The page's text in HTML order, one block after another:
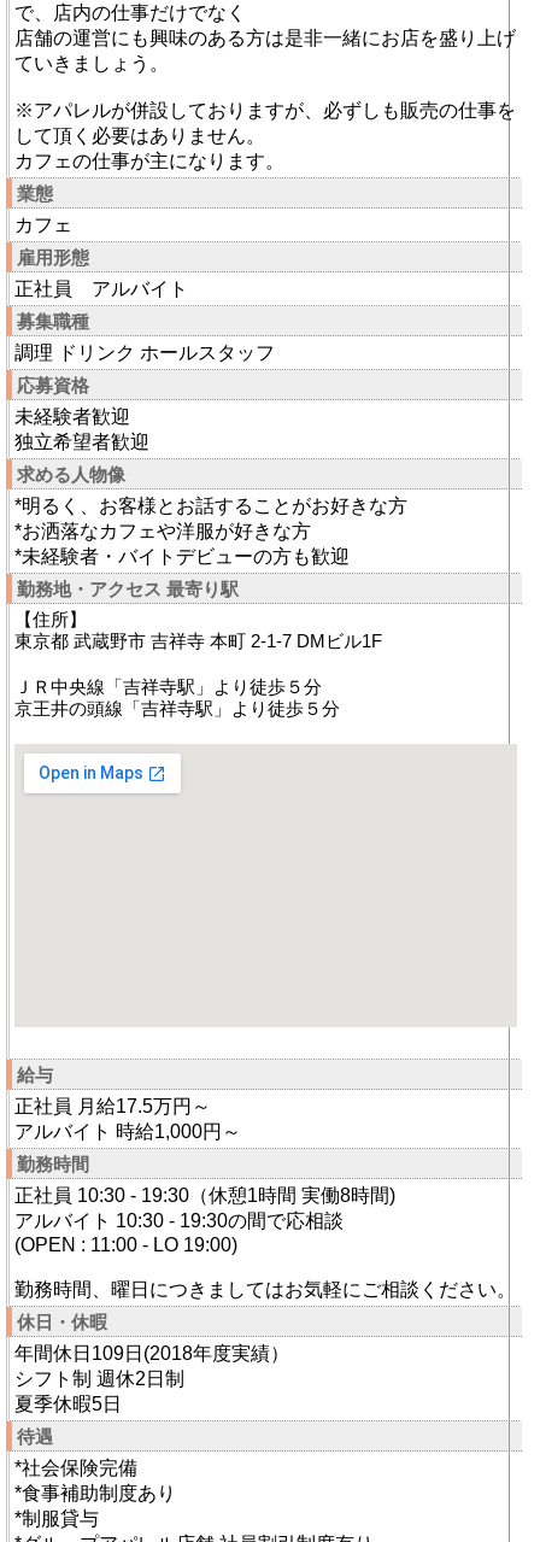
で、店内の仕事だけでなく
店舗の運営にも興味のある方は是非一緒にお店を盛り上げ
ていきましょう。
※アパレルが併設しておりますが、必ずしも販売の仕事を
して頂く必要はありません。
カフェの仕事が主になります。
業態
カフェ
雇用形態
正社員 アルバイト
募集職種
調理 ドリンク ホールスタッフ
応募資格
未経験者歓迎
独立希望者歓迎
求める人物像
*明るく、お客様とお話することがお好きな方
*お洒落なカフェや洋服が好きな方
*未経験者・バイトデビューの方も歓迎
勤務地・アクセス 最寄り駅
【住所】
東京都 武蔵野市 吉祥寺 本町 2-1-7 DMビル1F
ＪＲ中央線「吉祥寺駅」より徒歩５分
京王井の頭線「吉祥寺駅」より徒歩５分
給与
正社員 月給17.5万円～
アルバイト 時給1,000円～
勤務時間
正社員 10:30 - 19:30（休憩1時間 実働8時間)
アルバイト 10:30 - 19:30の間で応相談
(OPEN : 11:00 - LO 19:00)
勤務時間、曜日につきましてはお気軽にご相談ください。
休日・休暇
年間休日109日(2018年度実績）
シフト制 週休2日制
夏季休暇5日
待遇
*社会保険完備
*食事補助制度あり
*制服貸与